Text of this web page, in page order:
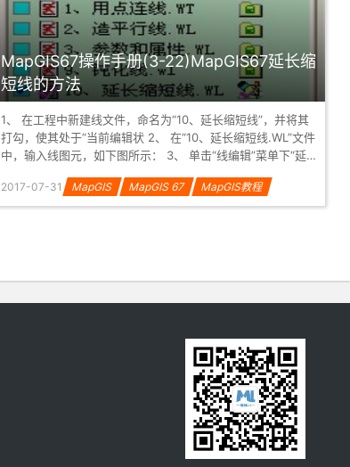
MapGIS67操作手册(3-22)MapGIS67延长缩
短线的方法
1、 在工程中新建线文件，命名为“10、延长缩短线”，并将其
打勾，使其处于“当前编辑状 2、 在“10、延长缩短线.WL”文件
中，输入线图元，如下图所示： 3、 单击“线编辑”菜单下“延
2017-07-31 MapGIS MapGIS 67 MapGIS教程